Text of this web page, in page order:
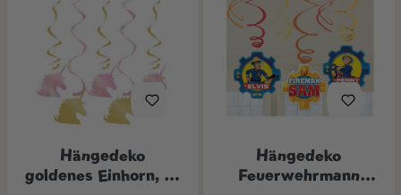
Hängedeko
goldenes Einhorn, 5-
Hängedeko
Feuerwehrmann